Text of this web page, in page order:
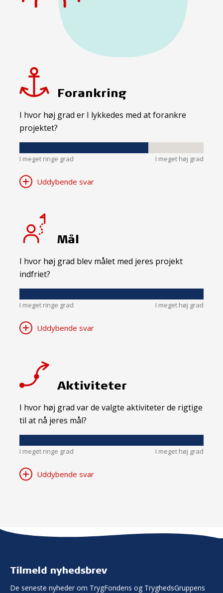
Forankring
I hvor høj grad er I lykkedes med at forankre
projektet?
I meget ringe grad I meget høj grad
Uddybende svar
Mål
I hvor høj grad blev målet med jeres projekt
indfriet?
I meget ringe grad I meget høj grad
Uddybende svar
Aktiviteter
I hvor høj grad var de valgte aktiviteter de rigtige
til at nå jeres mål?
I meget ringe grad I meget høj grad
Uddybende svar
Tilmeld nyhedsbrev
De seneste nyheder om TrygFondens og TryghedsGruppens